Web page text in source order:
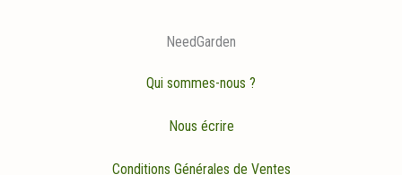
NeedGarden
Qui sommes-nous ?
Nous écrire
Conditions Générales de Ventes